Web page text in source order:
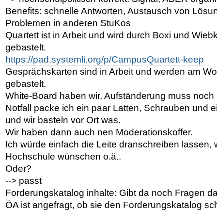
Benefits: schnelle Antworten, Austausch von
Problemen in anderen StuKos
Quartett ist in Arbeit und wird durch Boxi und
gebastelt.
https://pad.systemli.org/p/CampusQuartett-keep
Gesprächskarten sind in Arbeit und werden am
gebastelt.
White-Board haben wir, Aufständerung muss
Notfall packe ich ein paar Latten, Schrauben und
und wir basteln vor Ort was.
Wir haben dann auch nen Moderationskoffer.
Ich würde einfach die Leite dranschreiben lassen,
Hochschule wünschen o.ä..
Oder?
--> passt
Forderungskatalog inhalte: Gibt da noch Fragen
ÖA ist angefragt, ob sie den Forderungskatalog